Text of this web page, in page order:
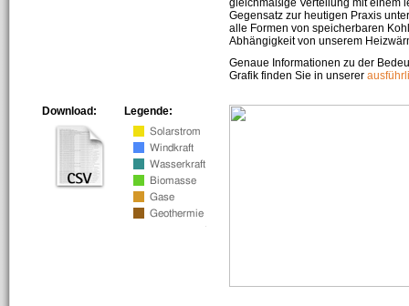
gleichmäßige Verteilung mit einem
Gegensatz zur heutigen Praxis
alle Formen von speicherbaren
Abhängigkeit von unserem
Genaue Informationen zu der
Grafik finden Sie in unserer
Legende:
Download: